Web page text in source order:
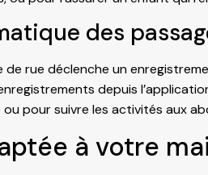
des
de rue déclenche un
depuis
pour suivre les activités aux
à votre